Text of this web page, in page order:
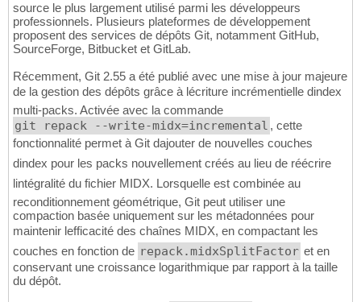
source le plus largement utilisé parmi les développeurs
professionnels. Plusieurs plateformes de développement
proposent des services de dépôts Git, notamment GitHub,
SourceForge, Bitbucket et GitLab.
Récemment, Git 2.55 a été publié avec une mise à jour majeure
de la gestion des dépôts grâce à lécriture incrémentielle dindex
multi-packs. Activée avec la commande
git repack --write-midx=incremental , cette
fonctionnalité permet à Git dajouter de nouvelles couches
dindex pour les packs nouvellement créés au lieu de réécrire
lintégralité du fichier MIDX. Lorsquelle est combinée au
reconditionnement géométrique, Git peut utiliser une
compaction basée uniquement sur les métadonnées pour
maintenir lefficacité des chaînes MIDX, en compactant les
couches en fonction de repack.midxSplitFactor et en
conservant une croissance logarithmique par rapport à la taille
du dépôt.